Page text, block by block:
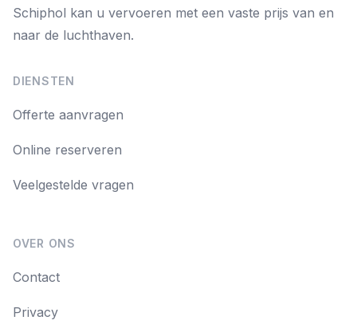
Schiphol kan u vervoeren met een vaste prijs van en
naar de luchthaven.
DIENSTEN
Offerte aanvragen
Online reserveren
Veelgestelde vragen
OVER ONS
Contact
Privacy